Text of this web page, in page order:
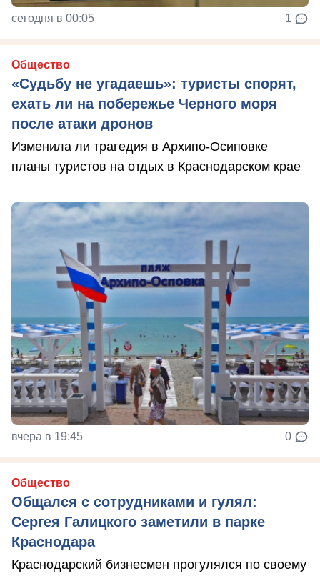
сегодня в 00:05 1
Общество
«Судьбу не угадаешь»: туристы спорят,
ехать ли на побережье Черного моря
после атаки дронов
Изменила ли трагедия в Архипо-Осиповке
планы туристов на отдых в Краснодарском крае
вчера в 19:45 0
Общество
Общался с сотрудниками и гулял:
Сергея Галицкого заметили в парке
Краснодара
Краснодарский бизнесмен прогулялся по своему